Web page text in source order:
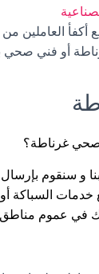
أكفأ العاملين
أو فني صحي
غرناطة؟
و سنقوم
السباكة
في عموم